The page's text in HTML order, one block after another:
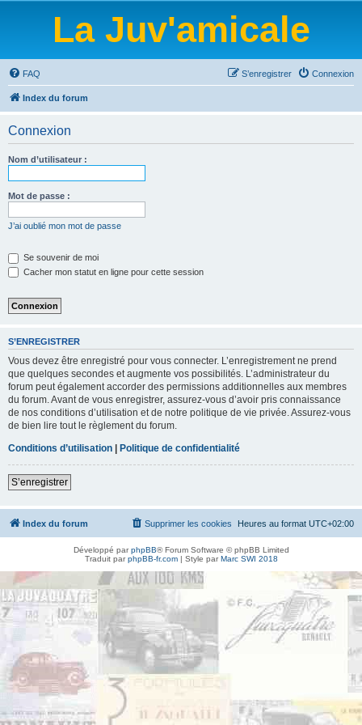
La Juv'amicale
FAQ Connexion
S’enregistrer
Index du forum
Connexion
Nom d’utilisateur :
Mot de passe :
J’ai oublié mon mot de passe
Se souvenir de moi
Cacher mon statut en ligne pour cette session
S’ENREGISTRER
Vous devez être enregistré pour vous connecter. L’enregistrement ne prend
que quelques secondes et augmente vos possibilités. L’administrateur du
forum peut également accorder des permissions additionnelles aux membres
du forum. Avant de vous enregistrer, assurez-vous d’avoir pris connaissance
de nos conditions d’utilisation et de notre politique de vie privée. Assurez-vous
de bien lire tout le règlement du forum.
Conditions d’utilisation | Politique de confidentialité
S’enregistrer
Index du forum Heures au format UTC+02:00
Supprimer les cookies
Développé parphpBB® Forum Software © phpBB Limited
Traduit parphpBB-fr.com| Style parMarc SWI 2018